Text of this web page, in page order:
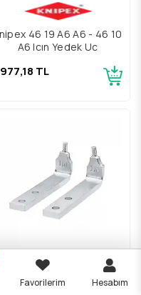
46 19 A6 A6 - 46 10
A6 Içın Yedek Uç
TL
Knipex 44 29 J61 - 44 20
Favorilerim Hesabım